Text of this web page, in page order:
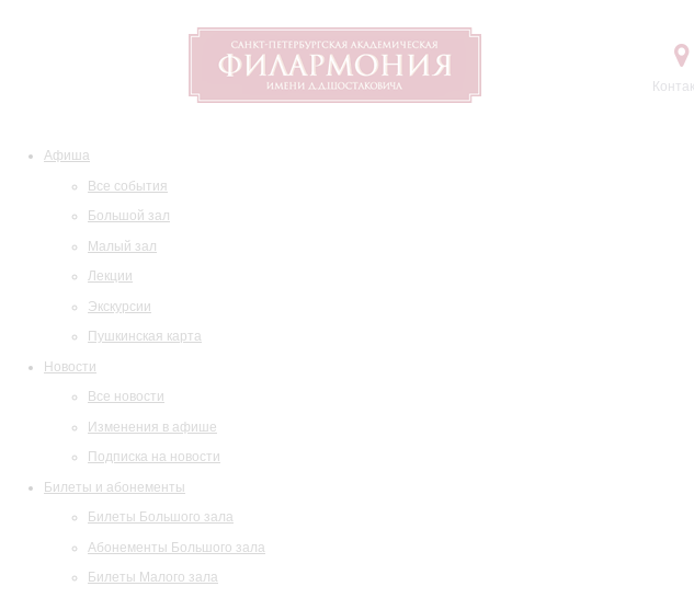
Афиша
Все события
Большой зал
Малый зал
Лекции
Экскурсии
Пушкинская карта
Новости
Все новости
Изменения в афише
Подписка на новости
Билеты и абонементы
Билеты Большого зала
Абонементы Большого зала
Билеты Малого зала